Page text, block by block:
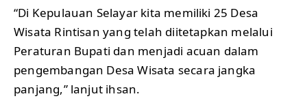
“Di Kepulauan Selayar kita memiliki 25 Desa
Wisata Rintisan yang telah diitetapkan melalui
Peraturan Bupati dan menjadi acuan dalam
pengembangan Desa Wisata secara jangka
panjang,” lanjut ihsan.